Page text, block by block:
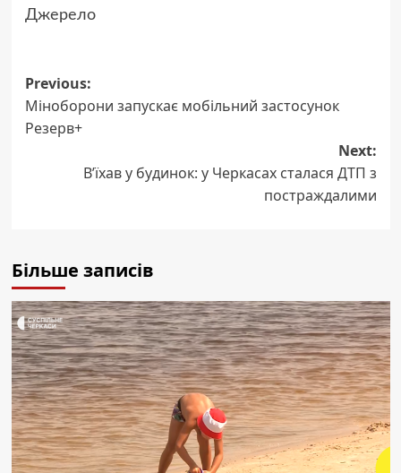
Джерело
Post
navigation
Previous:
Міноборони запускає мобільний застосунок
Резерв+
Next:
В’їхав у будинок: у Черкасах сталася ДТП з
постраждалими
Більше записів